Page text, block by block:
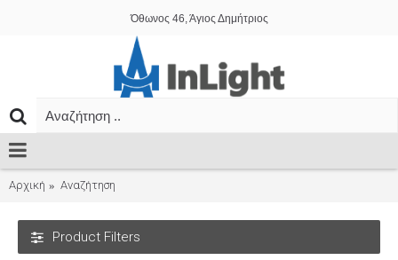
Όθωνος 46, Άγιος Δημήτριος
Αρχική Αναζήτηση
Product Filters